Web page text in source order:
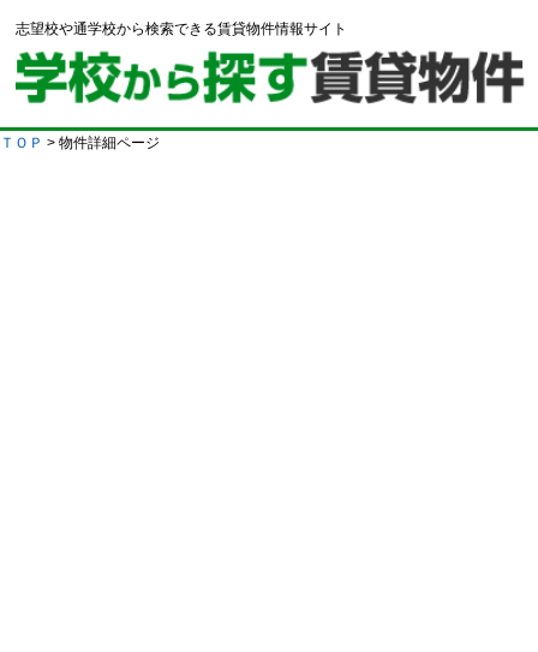
志望校や通学校から検索できる賃貸物件情報サイト
ＴＯＰ > 物件詳細ページ